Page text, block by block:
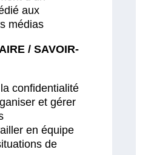
aux
médias
/ SAVOIR-
confidentialité
et gérer
en équipe
de